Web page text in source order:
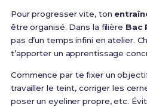
Pour progresser vite, ton
être organisé. Dans la filière Bac
pas d’un temps infini en atelier.
t’apporter un apprentissage
Commence par te fixer un
travailler le teint, corriger les
poser un eyeliner propre, etc.